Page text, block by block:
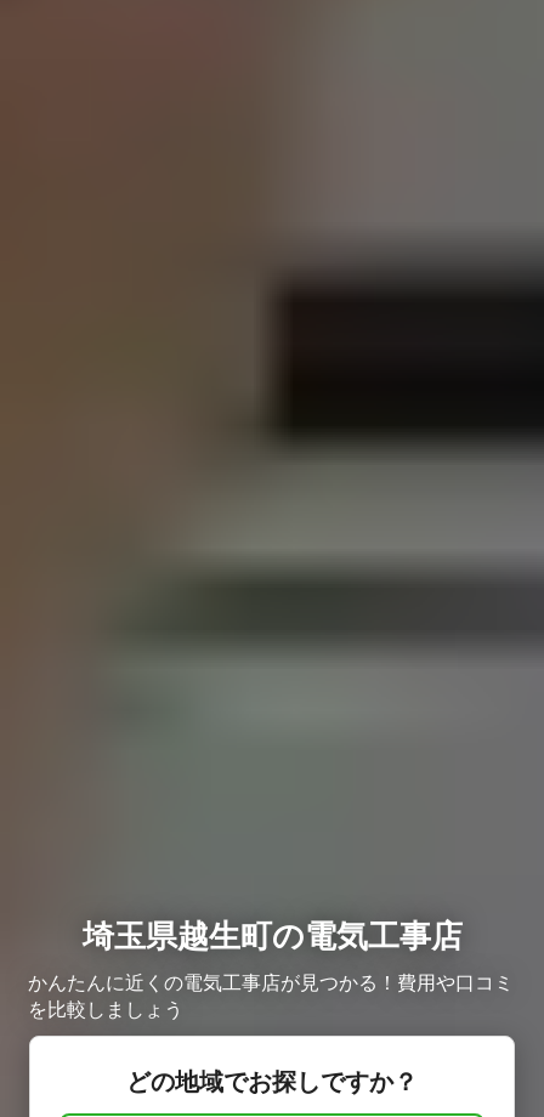
埼玉県越生町の電気工事店
かんたんに近くの電気工事店が見つかる！費用や口コミ
を比較しましょう
どの地域でお探しですか？